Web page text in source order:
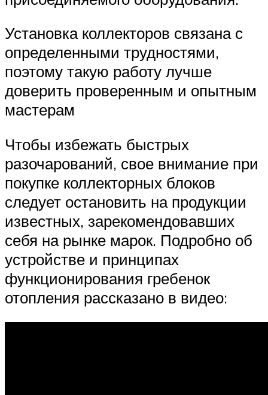
Установка коллекторов связана с
определенными трудностями,
поэтому такую работу лучше
доверить проверенным и опытным
мастерам
Чтобы избежать быстрых
разочарований, свое внимание при
покупке коллекторных блоков
следует остановить на продукции
известных, зарекомендовавших
себя на рынке марок. Подробно об
устройстве и принципах
функционирования гребенок
отопления рассказано в видео: